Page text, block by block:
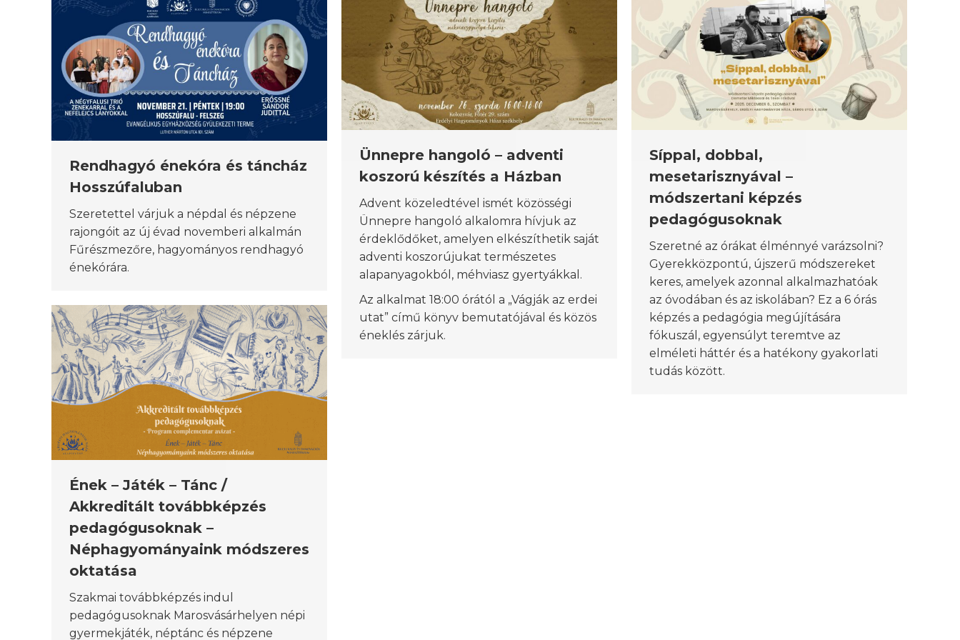
Rendhagyó énekóra és táncház
Hosszúfaluban
Szeretettel várjuk a népdal és népzene
rajongóit az új évad novemberi alkalmán
Fűrészmezőre, hagyományos rendhagyó
énekórára.
Ünnepre hangoló – adventi
koszorú készítés a Házban
Advent közeledtével ismét közösségi
Ünnepre hangoló alkalomra hívjuk az
érdeklődőket, amelyen elkészíthetik saját
adventi koszorújukat természetes
alapanyagokból, méhviasz gyertyákkal.
Az alkalmat 18:00 órától a „Vágják az erdei
utat” című könyv bemutatójával és közös
éneklés zárjuk.
Síppal, dobbal,
mesetarisznyával –
módszertani képzés
pedagógusoknak
Szeretné az órákat élménnyé varázsolni?
Gyerekközpontú, újszerű módszereket
keres, amelyek azonnal alkalmazhatóak
az óvodában és az iskolában? Ez a 6 órás
képzés a pedagógia megújítására
fókuszál, egyensúlyt teremtve az
elméleti háttér és a hatékony gyakorlati
tudás között.
Ének – Játék – Tánc /
Akkreditált továbbképzés
pedagógusoknak –
Néphagyományaink módszeres
oktatása
Szakmai továbbképzés indul
pedagógusoknak Marosvásárhelyen népi
gyermekjáték, néptánc és népzene